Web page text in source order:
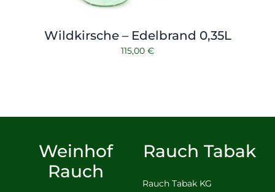
Wildkirsche – Edelbrand 0,35L
115,00 €
Weinhof
Rauch
Rauch Tabak
Rauch Tabak KG